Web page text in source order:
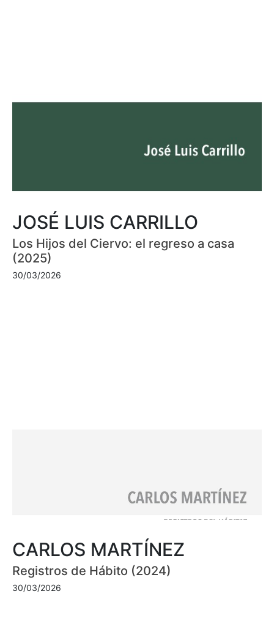
JOSÉ LUIS CARRILLO
Los Hijos del Ciervo: el regreso a casa
(2025)
30/03/2026
CARLOS MARTÍNEZ
Registros de Hábito (2024)
30/03/2026